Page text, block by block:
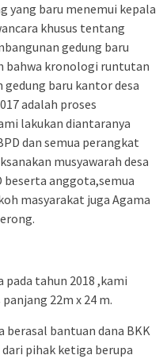
yang baru menemui kepala
khusus tentang
gedung baru
bahwa kronologi runtutan
baru kantor desa
adalah proses
lakukan diantaranya
dan semua perangkat
musyawarah desa
beserta anggota,semua
masyarakat juga Agama
pada tahun 2018 ,kami
22m x 24 m.
berasal bantuan dana BKK
pihak ketiga berupa